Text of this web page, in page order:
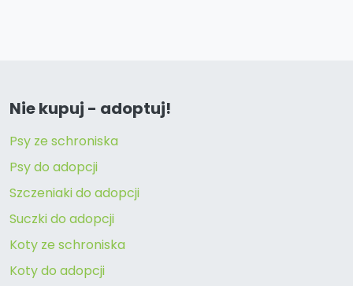
Nie kupuj - adoptuj!
Psy ze schroniska
Psy do adopcji
Szczeniaki do adopcji
Suczki do adopcji
Koty ze schroniska
Koty do adopcji